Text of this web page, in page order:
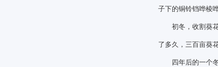
子下的铜铃铛哗棱
初冬，收割葵花
了多久，三百亩葵
四年后的一个冬